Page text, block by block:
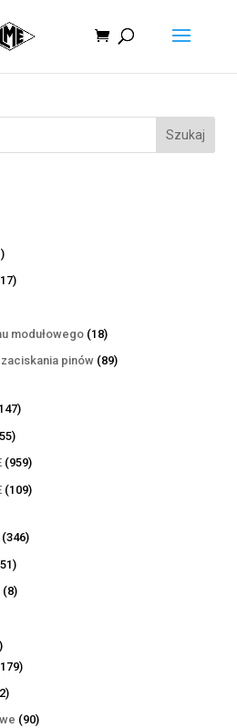
Szukaj
241
produktów
1717
modułowego 1818
produktów
pinów 8989
147147
5555
produktów
959959
produktów
109109
346346
5151
produktów
88
179179
1252
produkty
9090